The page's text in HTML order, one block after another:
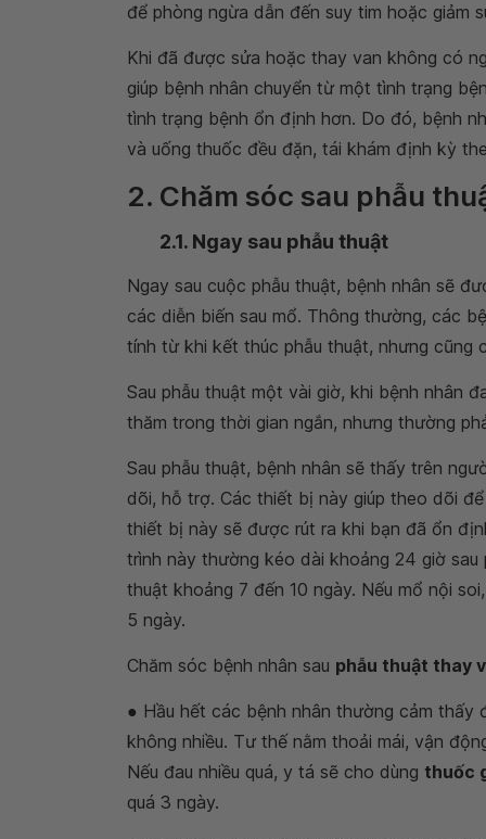
để phòng ngừa dẫn đến suy tim hoặc giảm
Khi đã được sửa hoặc thay van không có
giúp bệnh nhân chuyển từ một tình trạng
tình trạng bệnh ổn định hơn. Do đó, bệnh
và uống thuốc đều đặn, tái khám định kỳ
2. Chăm sóc sau phẫu
2.1. Ngay sau phẫu thuật
Ngay sau cuộc phẫu thuật, bệnh nhân sẽ
các diễn biến sau mổ. Thông thường, các
tính từ khi kết thúc phẫu thuật, nhưng cũng
Sau phẫu thuật một vài giờ, khi bệnh nhân
thăm trong thời gian ngắn, nhưng thường
Sau phẫu thuật, bệnh nhân sẽ thấy trên
dõi, hỗ trợ. Các thiết bị này giúp theo dõi
thiết bị này sẽ được rút ra khi bạn đã ổn
trình này thường kéo dài khoảng 24 giờ sau
thuật khoảng 7 đến 10 ngày. Nếu mổ nội
5 ngày.
Chăm sóc bệnh nhân sau phẫu thuật thay
● Hầu hết các bệnh nhân thường cảm
không nhiều. Tư thế nằm thoải mái, vận
Nếu đau nhiều quá, y tá sẽ cho dùng thuốc
quá 3 ngày.